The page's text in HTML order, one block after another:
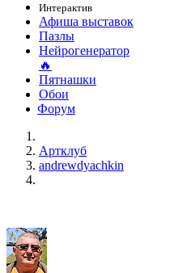
Интерактив
Афиша выставок
Пазлы
Нейрогенератор
🔥
Пятнашки
Обои
Форум
Артклуб
andrewdyachkin